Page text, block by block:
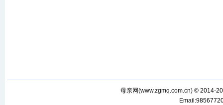
母亲网(www.zgmq.com.cn) © 2014-